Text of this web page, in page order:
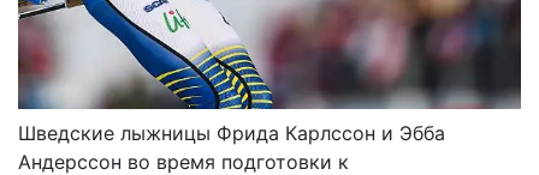
Шведские лыжницы Фрида Карлссон и Эбба
Андерссон во время подготовки к